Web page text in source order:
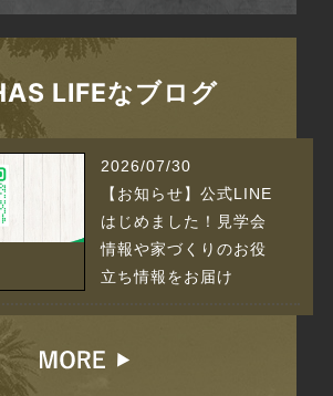
まりました！！
が聞ける【10分相談】を開始
ｏｏｒｓ』モニター募集
LIFEなブログ
2026/07/30
【お知らせ】公式LINE
はじめました！見学会
情報や家づくりのお役
立ち情報をお届け
【満員御礼】新築完成